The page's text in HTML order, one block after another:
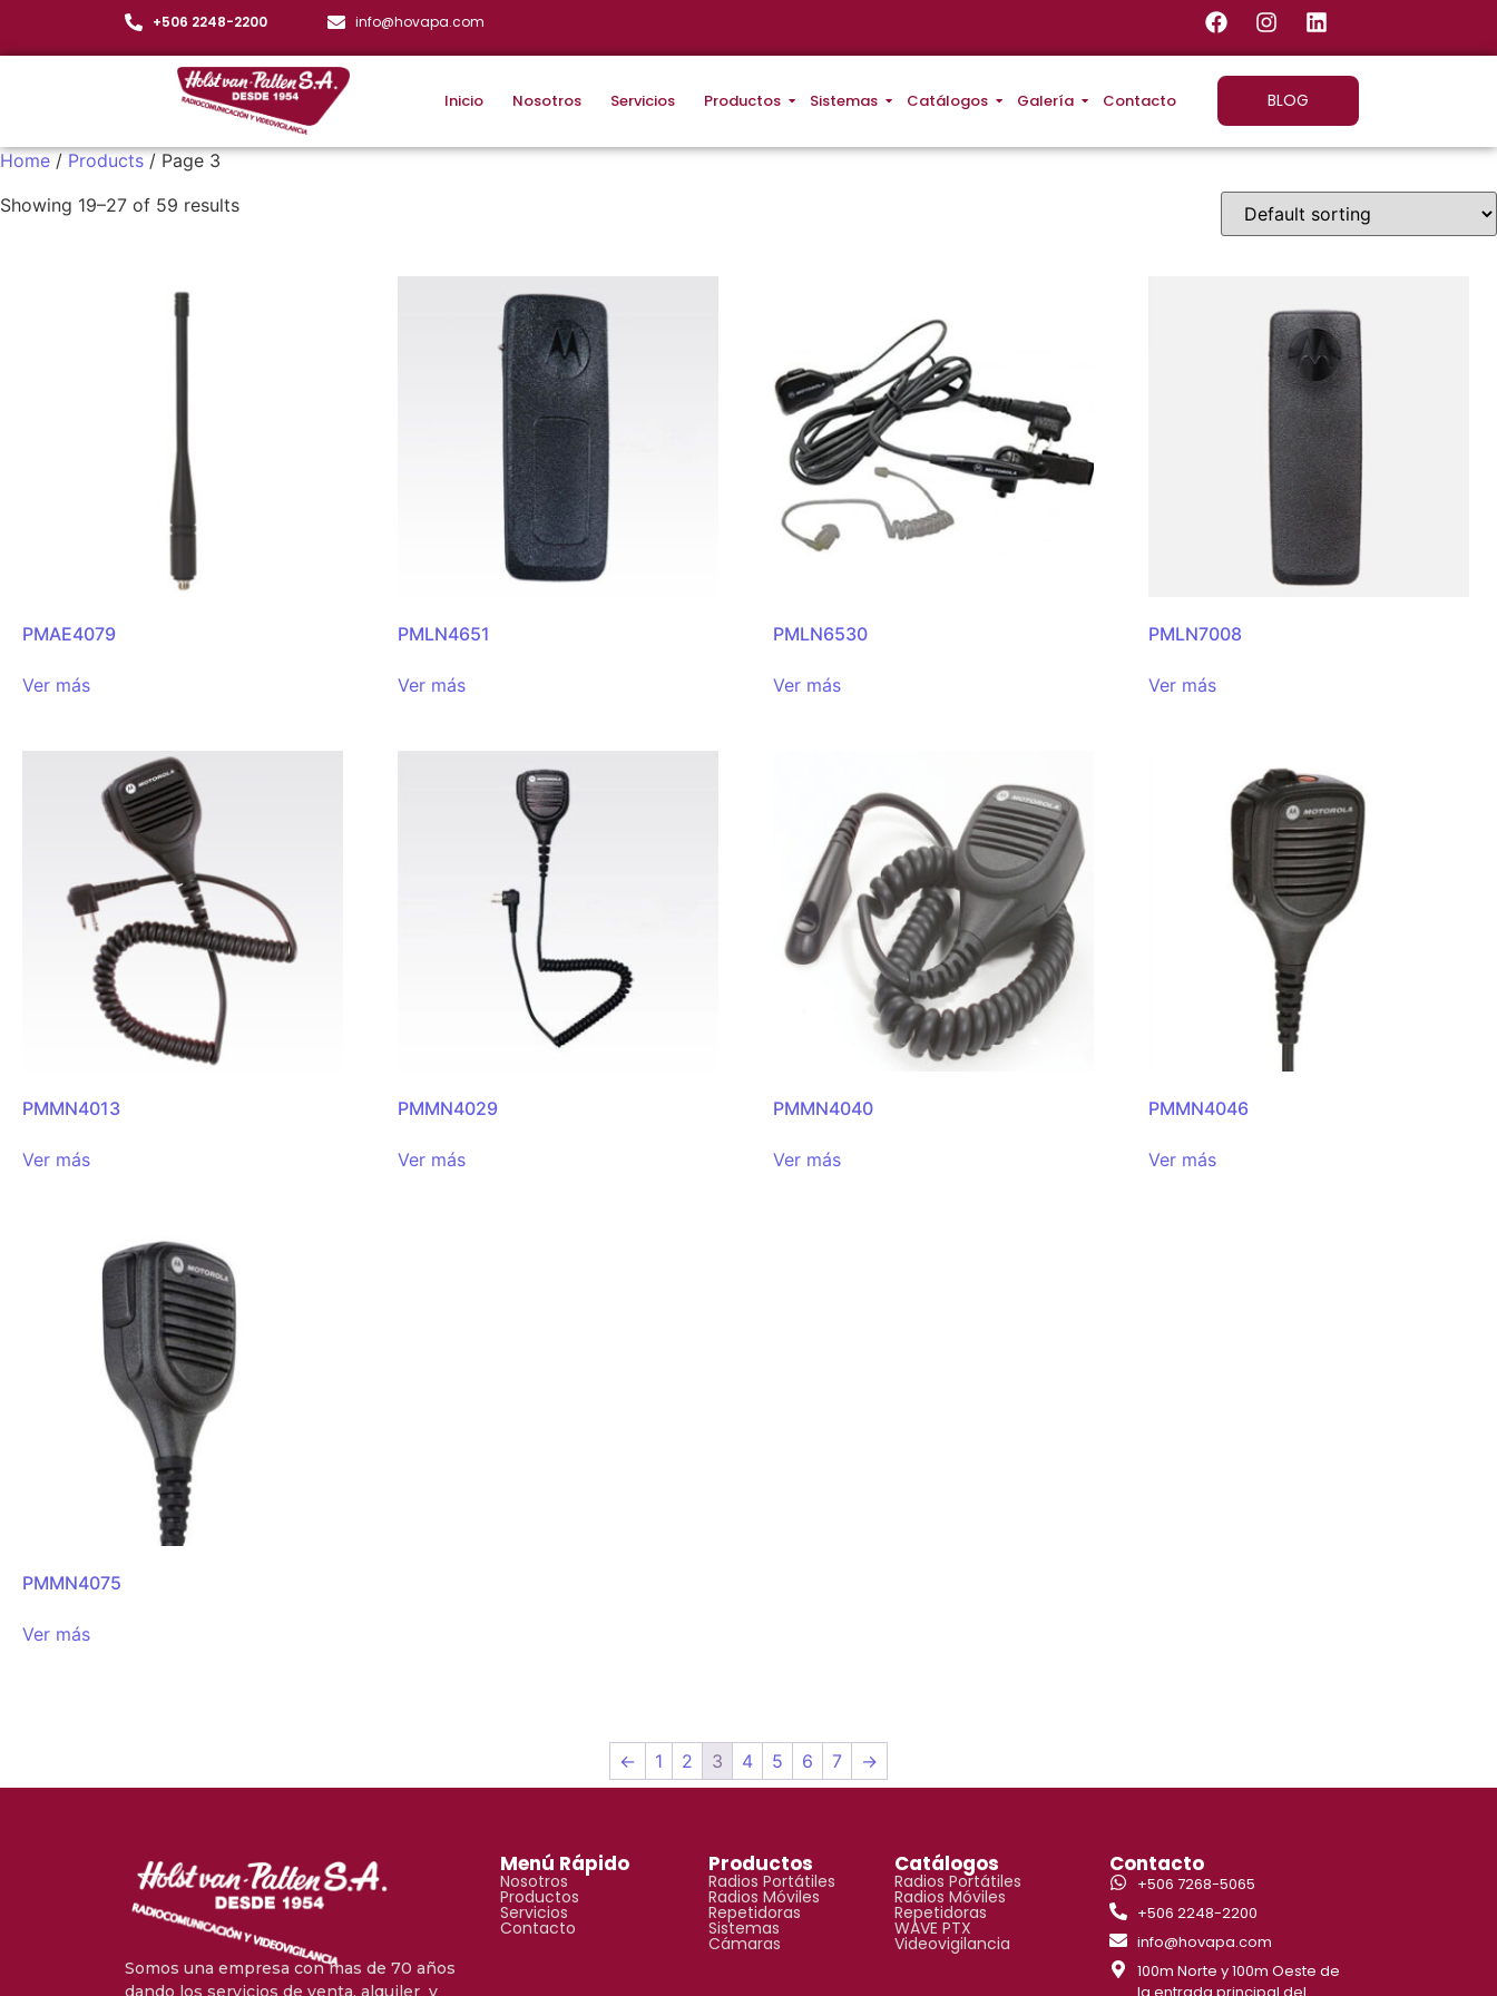
+506 2248-2200 info@hovapa.com
Inicio Nosotros Servicios Productos Sistemas Catálogos Galería Contacto BLOG
Home/Products/ Page 3
Showing 19–27 of 59 results
PMAE4079
Ver más
PMLN4651
Ver más
PMLN6530
Ver más
PMLN7008
Ver más
PMMN4013
Ver más
PMMN4029
Ver más
PMMN4040
Ver más
PMMN4046
Ver más
PMMN4075
Ver más
← 1 2 3 4 5 6 7 →
Somos una empresa con mas de 70 años
dando los servicios de venta, alquiler y
Menú Rápido
Nosotros
Productos
Servicios
Contacto
Productos
Radios Portátiles
Radios Móviles
Repetidoras
Sistemas
Cámaras
Catálogos
Radios Portátiles
Radios Móviles
Repetidoras
WAVE PTX
Videovigilancia
Contacto
+506 7268-5065
+506 2248-2200
info@hovapa.com
100m Norte y 100m Oeste de